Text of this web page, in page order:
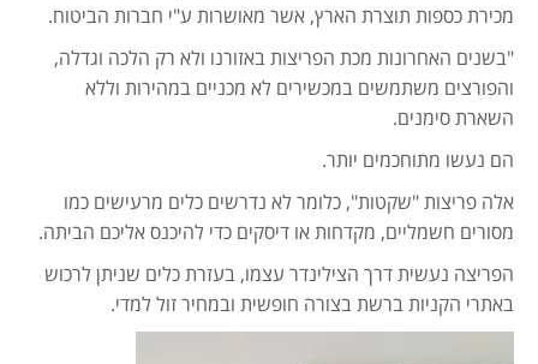
מכירת כספות תוצרת הארץ, אשר מאושרות ע"י חברות הביטוח.
"בשנים האחרונות מכת הפריצות באזורנו ולא רק הלכה וגדלה,
והפורצים משתמשים במכשירים לא מכניים במהירות וללא
השארת סימנים.
הם נעשו מתוחכמים יותר.
אלה פריצות "שקטות", כלומר לא נדרשים כלים מרעישים כמו
מסורים חשמליים, מקדחות או דיסקים כדי להיכנס אליכם הביתה.
הפריצה נעשית דרך הצילינדר עצמו, בעזרת כלים שניתן לרכוש
באתרי הקניות ברשת בצורה חופשית ובמחיר זול למדי.